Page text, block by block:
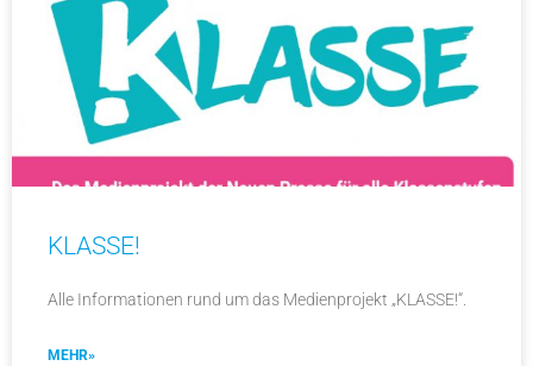
KLASSE!
Alle Informationen rund um das Medienprojekt „KLASSE!“.
MEHR»